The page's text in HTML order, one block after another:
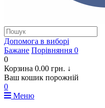
Допомога в виборi
Бажане Порівняння 0
0
Корзина 0.00 грн. ↓
Ваш кошик порожній
0
Меню